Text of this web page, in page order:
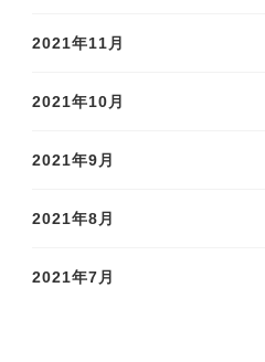
2021年11月
2021年10月
2021年9月
2021年8月
2021年7月